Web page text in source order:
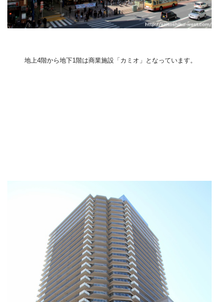
地上4階から地下1階は商業施設「カミオ」となっています。